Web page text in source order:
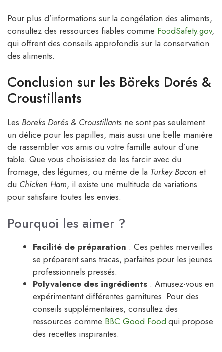
Pour plus d’informations sur la congélation des aliments,
consultez des ressources fiables comme FoodSafety.gov,
qui offrent des conseils approfondis sur la conservation
des aliments.
Conclusion sur les Böreks Dorés &
Croustillants
Les Böreks Dorés & Croustillants ne sont pas seulement
un délice pour les papilles, mais aussi une belle manière
de rassembler vos amis ou votre famille autour d’une
table. Que vous choisissiez de les farcir avec du
fromage, des légumes, ou même de la Turkey Bacon et
du Chicken Ham, il existe une multitude de variations
pour satisfaire toutes les envies.
Pourquoi les aimer ?
Facilité de préparation : Ces petites merveilles
se préparent sans tracas, parfaites pour les jeunes
professionnels pressés.
Polyvalence des ingrédients : Amusez-vous en
expérimentant différentes garnitures. Pour des
conseils supplémentaires, consultez des
ressources comme BBC Good Food qui propose
des recettes inspirantes.